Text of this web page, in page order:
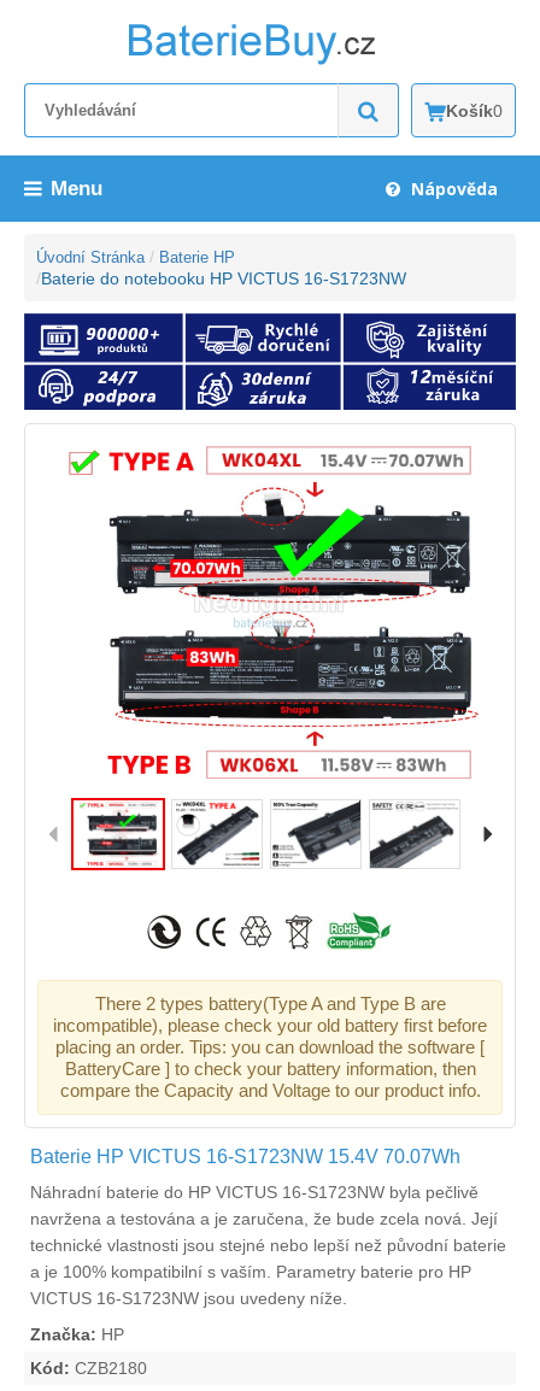
Košík0
Menu Nápověda
Úvodní Stránka Baterie HP
Baterie do notebooku HP VICTUS 16-S1723NW
There 2 types battery(Type A and Type B are
incompatible), please check your old battery first before
placing an order. Tips: you can download the software [
BatteryCare ] to check your battery information, then
compare the Capacity and Voltage to our product info.
Baterie HP VICTUS 16-S1723NW 15.4V 70.07Wh
Náhradní baterie do HP VICTUS 16-S1723NW byla pečlivě
navržena a testována a je zaručena, že bude zcela nová. Její
technické vlastnosti jsou stejné nebo lepší než původní baterie
a je 100% kompatibilní s vaším. Parametry baterie pro HP
VICTUS 16-S1723NW jsou uvedeny níže.
Značka: HP
Kód: CZB2180